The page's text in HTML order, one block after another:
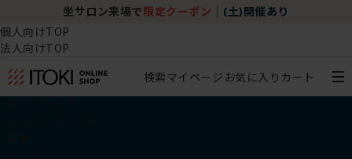
坐サロン来場で 限定クーポン (土)開催あり
個人向けTOP
法人向けTOP
検索マイページ お気に入り カート